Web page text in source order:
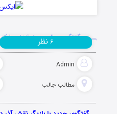
گفتگوی جالب و خواندنی با
Admin
مطالب جالب
۶ نظر